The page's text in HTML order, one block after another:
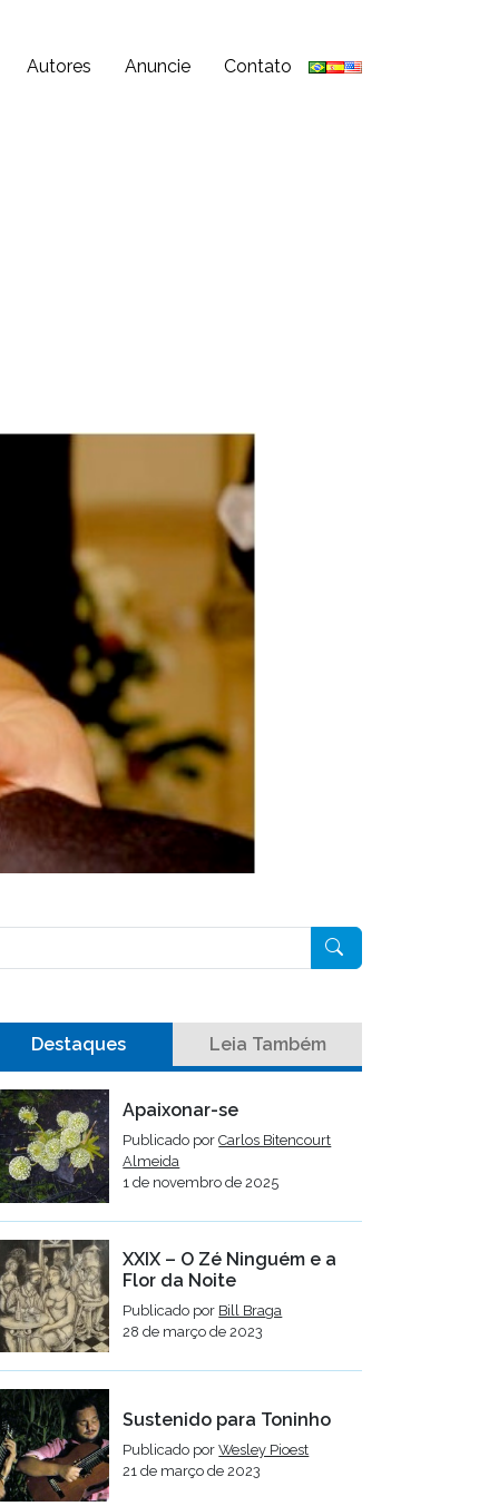
Autores Anuncie Contato
Destaques Leia Também
Apaixonar-se
Publicado porCarlos Bitencourt
Almeida
1 de novembro de 2025
XXIX – O Zé Ninguém e a
Flor da Noite
Publicado por Bill Braga
28 de março de 2023
Sustenido para Toninho
Publicado porWesley Pioest
21 de março de 2023